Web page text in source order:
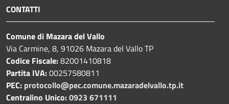
CONTATTI
Comune di Mazara del Vallo
Via Carmine, 8, 91026 Mazara del Vallo TP
Codice Fiscale:82001410818
Partita IVA:00257580811
PEC: protocollo@pec.comune.mazaradelvallo.tp.it
Centralino Unico:0923 671111